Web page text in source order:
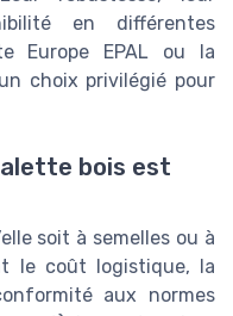
en différentes
Europe EPAL ou la
choix privilégié pour
bois est
soit à semelles ou à
le coût logistique, la
aux normes